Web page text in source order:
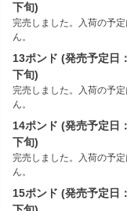
下旬)
完売しました。入荷の予
ん。
13ポンド (発売予定日
下旬)
完売しました。入荷の予
ん。
14ポンド (発売予定日
下旬)
完売しました。入荷の予
ん。
15ポンド (発売予定日